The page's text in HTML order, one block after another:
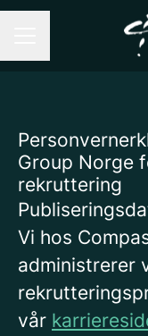
Group Norge
rekruttering
Vi hos
administrerer
vår